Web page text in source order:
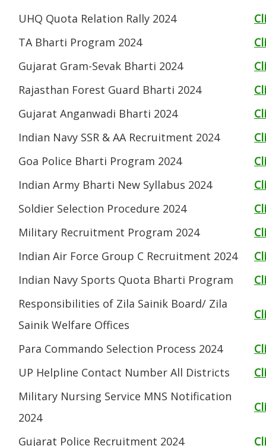
UHQ Quota Relation Rally 2024
TA Bharti Program 2024
Gujarat Gram-Sevak Bharti 2024
Rajasthan Forest Guard Bharti 2024
Gujarat Anganwadi Bharti 2024
Indian Navy SSR & AA Recruitment 2024
Goa Police Bharti Program 2024
Indian Army Bharti New Syllabus 2024
Soldier Selection Procedure 2024
Military Recruitment Program 2024
Indian Air Force Group C Recruitment 2024
Indian Navy Sports Quota Bharti Program
Responsibilities of Zila Sainik Board/ Zila
Sainik Welfare Offices
Para Commando Selection Process 2024
UP Helpline Contact Number All Districts
Military Nursing Service MNS Notification
2024
Gujarat Police Recruitment 2024